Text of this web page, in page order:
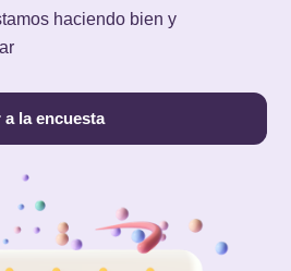
haciendo bien y
a la encuesta